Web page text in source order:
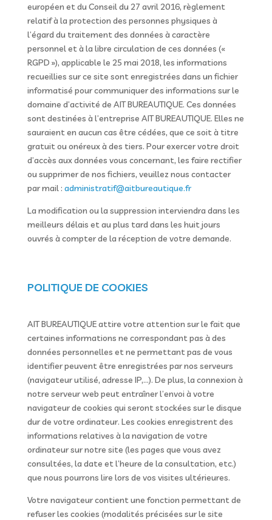
européen et du Conseil du 27 avril 2016, règlement
relatif à la protection des personnes physiques à
l’égard du traitement des données à caractère
personnel et à la libre circulation de ces données («
RGPD »), applicable le 25 mai 2018, les informations
recueillies sur ce site sont enregistrées dans un fichier
informatisé pour communiquer des informations sur le
domaine d’activité de AIT BUREAUTIQUE. Ces données
sont destinées à l’entreprise AIT BUREAUTIQUE. Elles ne
sauraient en aucun cas être cédées, que ce soit à titre
gratuit ou onéreux à des tiers. Pour exercer votre droit
d’accès aux données vous concernant, les faire rectifier
ou supprimer de nos fichiers, veuillez nous contacter
par mail : administratif@aitbureautique.fr
La modification ou la suppression interviendra dans les
meilleurs délais et au plus tard dans les huit jours
ouvrés à compter de la réception de votre demande.
POLITIQUE DE COOKIES
AIT BUREAUTIQUE attire votre attention sur le fait que
certaines informations ne correspondant pas à des
données personnelles et ne permettant pas de vous
identifier peuvent être enregistrées par nos serveurs
(navigateur utilisé, adresse IP,…). De plus, la connexion à
notre serveur web peut entraîner l’envoi à votre
navigateur de cookies qui seront stockées sur le disque
dur de votre ordinateur. Les cookies enregistrent des
informations relatives à la navigation de votre
ordinateur sur notre site (les pages que vous avez
consultées, la date et l’heure de la consultation, etc.)
que nous pourrons lire lors de vos visites ultérieures.
Votre navigateur contient une fonction permettant de
refuser les cookies (modalités précisées sur le site